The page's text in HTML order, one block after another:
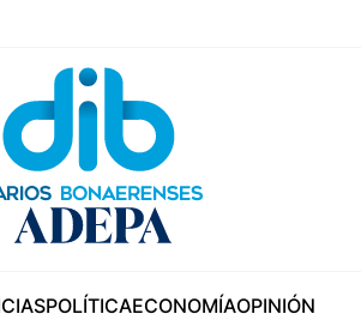
POLÍTICAECONOMÍAOPINIÓN